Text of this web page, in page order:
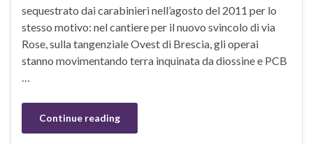
sequestrato dai carabinieri nell’agosto del 2011 per lo
stesso motivo: nel cantiere per il nuovo svincolo di via
Rose, sulla tangenziale Ovest di Brescia, gli operai
stanno movimentando terra inquinata da diossine e PCB
Continue reading